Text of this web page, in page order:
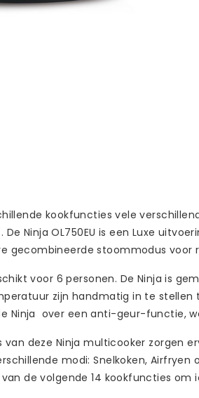
kookfuncties vele
Ninja OL750EU is een Luxe
gecombineerde stoommodus
voor 6 personen. De Ninja is
zijn handmatig in te stellen
Ninja over een anti-geur-functie,
deze Ninja multicooker
modi: Snelkoken,
de volgende 14 kookfuncties